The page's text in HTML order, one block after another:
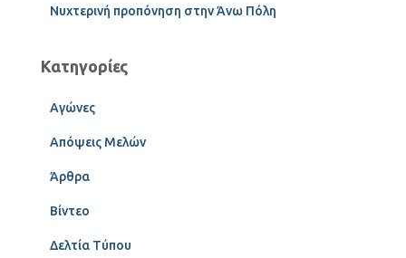
Νυχτερινή προπόνηση στην Άνω Πόλη
Κατηγορίες
Αγώνες
Απόψεις Μελών
Άρθρα
Βίντεο
Δελτία Τύπου